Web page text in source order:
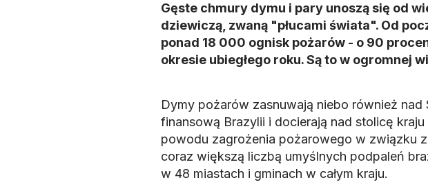
Gęste chmury dymu i pary unoszą się od
dziewiczą, zwaną "płucami świata". Od
ponad 18 000 ognisk pożarów - o 90
okresie ubiegłego roku. Są to w ogromnej
Dymy pożarów zasnuwają niebo również
finansową Brazylii i docierają nad stolicę
powodu zagrożenia pożarowego w związku
coraz większą liczbą umyślnych podpaleń
w 48 miastach i gminach w całym kraju.